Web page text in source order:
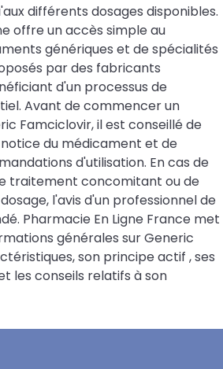
différents dosages disponibles.
offre un accès simple au
génériques et de spécialités
par des fabricants
d'un processus de
Avant de commencer un
Famciclovir, il est conseillé de
du médicament et de
d'utilisation. En cas de
traitement concomitant ou de
l'avis d'un professionnel de
Pharmacie En Ligne France met
générales sur Generic
son principe actif , ses
les conseils relatifs à son